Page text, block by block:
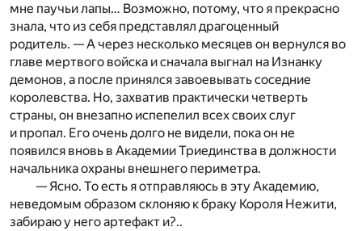
мне паучьи лапы… Возможно, потому, что я прекрасно
знала, что из себя представлял драгоценный
родитель. — А через несколько месяцев он вернулся во
главе мертвого войска и сначала выгнал на Изнанку
демонов, а после принялся завоевывать соседние
королевства. Но, захватив практически четверть
страны, он внезапно испепелил всех своих слуг
и пропал. Его очень долго не видели, пока он не
появился вновь в Академии Триединства в должности
начальника охраны внешнего периметра.
— Ясно. То есть я отправляюсь в эту Академию,
неведомым образом склоняю к браку Короля Нежити,
забираю у него артефакт и?..